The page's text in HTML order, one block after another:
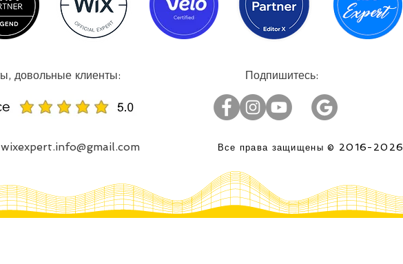
:Успешные проекты, довольные клиенты
wixexpert.info@gmail.com
:Подпишитесь
Все права защищены © 2016-2026